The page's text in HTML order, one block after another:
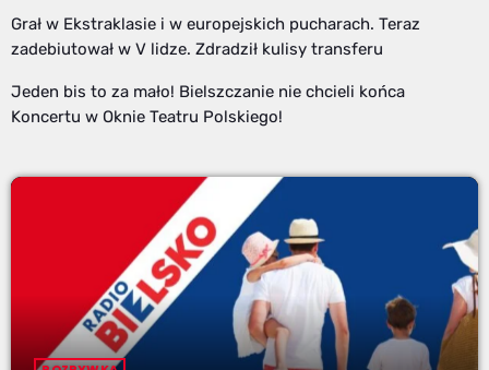
Grał w Ekstraklasie i w europejskich pucharach. Teraz
zadebiutował w V lidze. Zdradził kulisy transferu
Jeden bis to za mało! Bielszczanie nie chcieli końca
Koncertu w Oknie Teatru Polskiego!